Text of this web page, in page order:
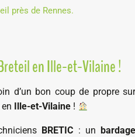
près de Rennes.
en Ille-et-Vilaine !
d’un bon coup de propre sur
en Ille-et-Vilaine !
BRETIC : un
bardage